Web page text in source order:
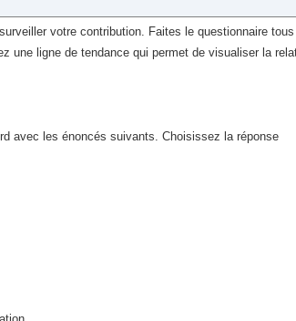
votre contribution. Faites le questionnaire
une ligne de tendance qui permet de visualiser la
avec les énoncés suivants. Choisissez la réponse